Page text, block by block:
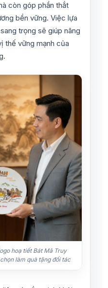
còn góp phần thắt
bền vững. Việc lựa
trọng sẽ giúp nâng
thế vững mạnh của
hoạ tiết Bát Mã Truy
làm quà tặng đối tác